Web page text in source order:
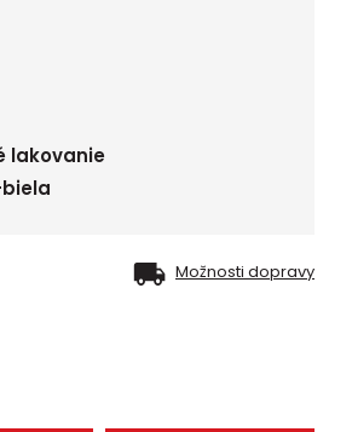
lakovanie
Možnosti dopravy